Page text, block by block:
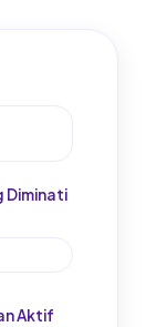
Diminati
Aktif